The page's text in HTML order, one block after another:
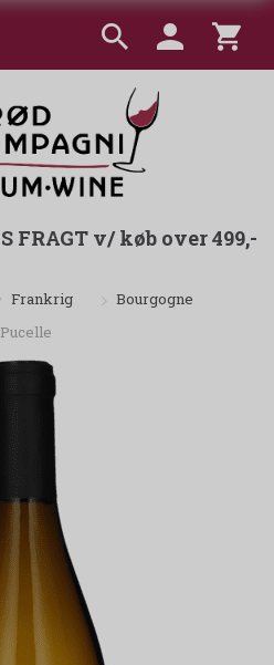
FRAGT v/ køb over 499,-
Frankrig
Bourgogne